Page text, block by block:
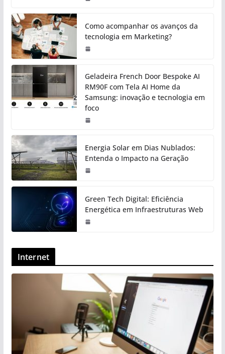
Como acompanhar os avanços da
tecnologia em Marketing?
Geladeira French Door Bespoke AI
RM90F com Tela AI Home da
Samsung: inovação e tecnologia em
foco
Energia Solar em Dias Nublados:
Entenda o Impacto na Geração
Green Tech Digital: Eficiência
Energética em Infraestruturas Web
Internet